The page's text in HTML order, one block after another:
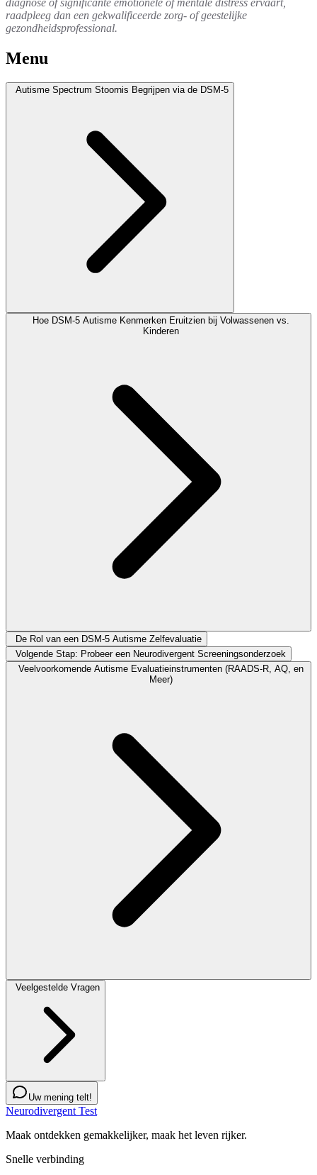
diagnose of significante emotionele of mentale distress ervaart,
raadpleeg dan een gekwalificeerde zorg- of geestelijke
gezondheidsprofessional.
Menu
Autisme Spectrum Stoornis Begrijpen via de DSM-5
Hoe DSM-5 Autisme Kenmerken Eruitzien bij Volwassenen vs.
Kinderen
De Rol van een DSM-5 Autisme Zelfevaluatie
Volgende Stap: Probeer een Neurodivergent Screeningsonderzoek
Veelvoorkomende Autisme Evaluatieinstrumenten (RAADS-R, AQ, en
Meer)
Veelgestelde Vragen
Uw mening telt!
Neurodivergent Test
Maak ontdekken gemakkelijker, maak het leven rijker.
Snelle verbinding